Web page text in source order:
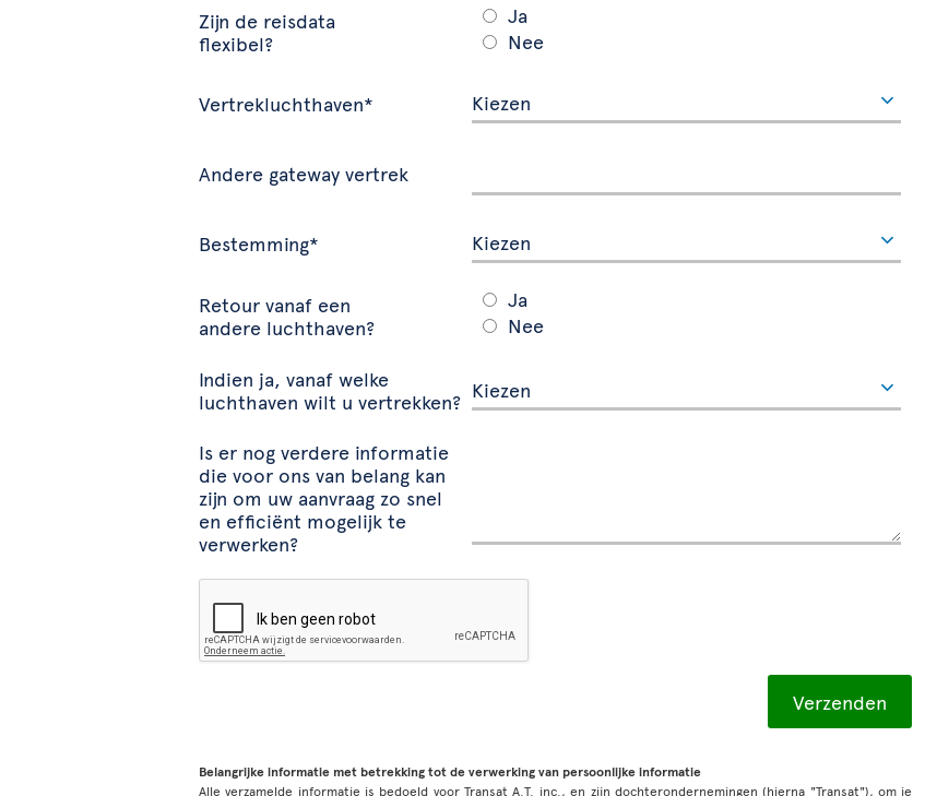
Zijn de reisdata
flexibel?
Ja
Nee
Vertrekluchthaven*
Andere gateway vertrek
Bestemming*
Retour vanaf een
andere luchthaven?
Ja
Nee
Indien ja, vanaf welke
luchthaven wilt u vertrekken?
Is er nog verdere informatie
die voor ons van belang kan
zijn om uw aanvraag zo snel
en efficiënt mogelijk te
verwerken?
Belangrijke informatie met betrekking tot de verwerking van persoonlijke informatie
Alle verzamelde informatie is bedoeld voor Transat A.T. inc., en zijn dochterondernemingen (hierna "Transat"), om je